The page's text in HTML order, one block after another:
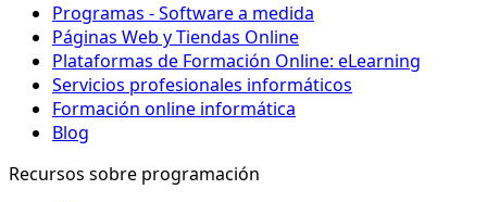
Programas - Software a medida
Páginas Web y Tiendas Online
Plataformas de Formación Online: eLearning
Servicios profesionales informáticos
Formación online informática
Blog
Recursos sobre programación